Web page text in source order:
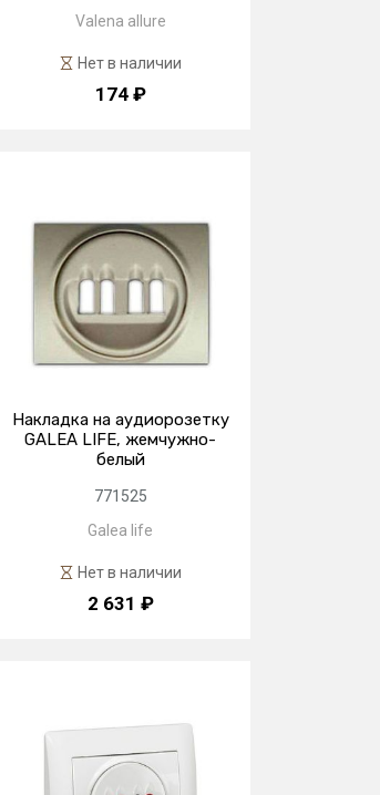
Valena allure
Нет в наличии
174 ₽
Накладка на аудиорозетку
GALEA LIFE, жемчужно-
белый
771525
Galea life
Нет в наличии
2 631 ₽